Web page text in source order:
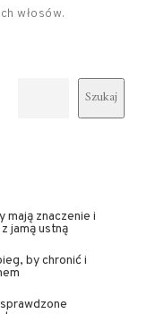
włosów.
Szukaj
znaczenie i
jamą ustną
by chronić i